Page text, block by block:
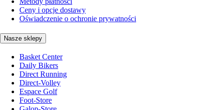
Ceny i opcje dostawy
Oświadczenie o ochronie prywatności
Nasze sklepy
Basket Center
Daily Bikers
Direct Running
Direct-Volley
Espace Golf
Foot-Store